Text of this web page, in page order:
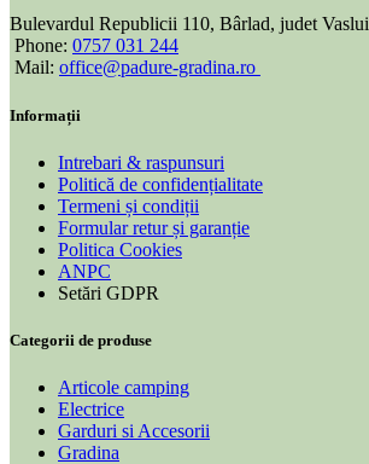
Bulevardul Republicii 110, Bârlad, judet Vaslui
Phone: 0757 031 244
Mail: office@padure-gradina.ro
Informații
Intrebari & raspunsuri
Politică de confidențialitate
Termeni și condiții
Formular retur și garanție
Politica Cookies
ANPC
Setări GDPR
Categorii de produse
Articole camping
Electrice
Garduri si Accesorii
Gradina